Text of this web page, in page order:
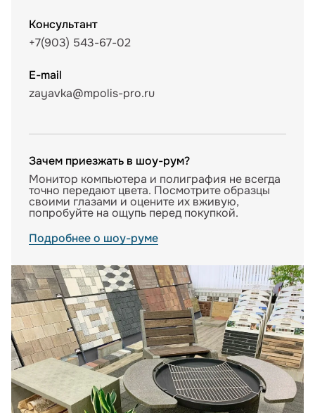
Консультант
+7(903) 543-67-02
E-mail
zayavka@mpolis-pro.ru
Зачем приезжать в шоу-рум?
Монитор компьютера и полиграфия не всегда
точно передают цвета. Посмотрите образцы
своими глазами и оцените их вживую,
попробуйте на ощупь перед покупкой.
Подробнее о шоу-руме